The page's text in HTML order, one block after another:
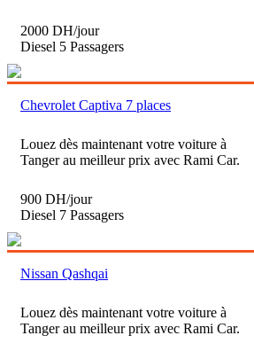
2000 DH/jour
Diesel 5 Passagers
Chevrolet Captiva 7 places
Louez dès maintenant votre voiture à
Tanger au meilleur prix avec Rami Car.
900 DH/jour
Diesel 7 Passagers
Nissan Qashqai
Louez dès maintenant votre voiture à
Tanger au meilleur prix avec Rami Car.